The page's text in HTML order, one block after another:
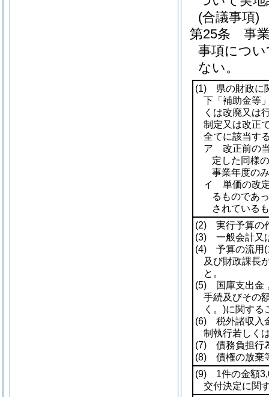
(合議事項)
第25条
事
事項につ
ない。
(1)県の財政に
下「補助金等
くは改廃又は
制定又は改正
全てに該当す
ア 改正前の当
定した同様
事業年度の
イ 単価の改
るものであ
されている
(2)実行予算の
(3)一般会計又
(4)予算の流用
及び財政課長
と。
(5)国庫支出金
手続及びその
く。)に関する
(6)税外諸収入
制執行若しく
(7)債務負担行
(8)債権の放棄
(9)1件の金額
交付決定に関